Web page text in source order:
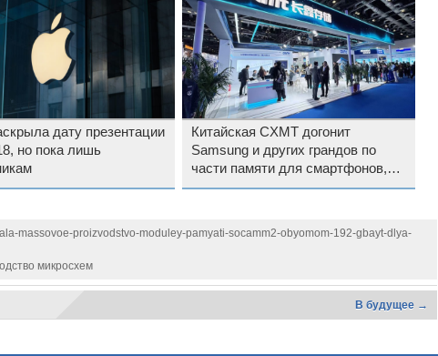
дату презентации
но пока лишь
Китайская CXMT догонит
Samsung и других грандов по
части памяти для смартфонов,
запустив производство LPDDR6
massovoe-proizvodstvo-moduley-pamyati-socamm2-obyomom-192-gbayt-dlya-
микросхем
В будущее →